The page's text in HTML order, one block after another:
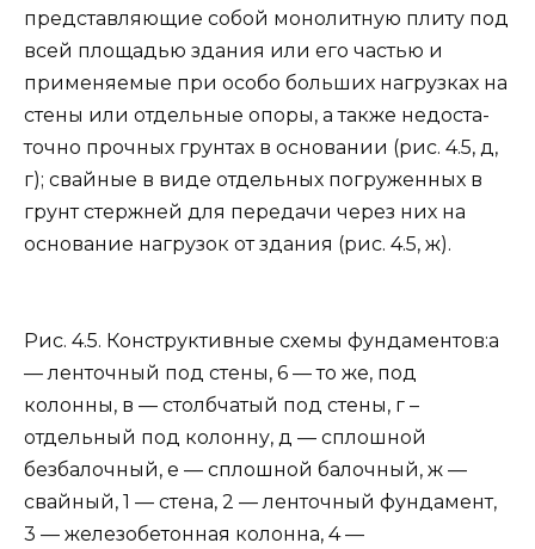
представляющие собой монолитную плиту под
всей площадью здания или его частью и
применяемые при особо больших нагрузках на
стены или отдельные опоры, а также недоста­
точно прочных грунтах в основании (рис. 4.5, д,
г); свайные в виде отдельных по­груженных в
грунт стержней для переда­чи через них на
основание нагрузок от здания (рис. 4.5, ж).
Рис. 4.5. Конструктивные схемы фундаментов:а
— ленточный под стены, 6 — то же, под
колонны, в — столбчатый под стены, г –
отдельный под колонну, д — сплошной
безбалочный, е — сплошной балочный, ж —
свайный, 1 — стена, 2 — ленточ­ный фундамент,
3 — железобетонная колонна, 4 —